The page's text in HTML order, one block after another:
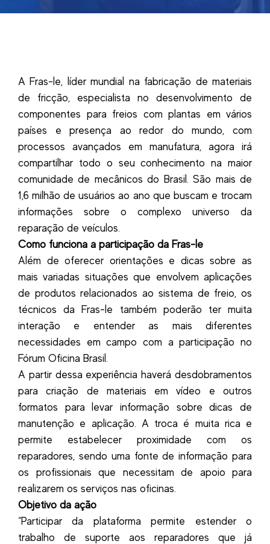
A Fras-le, líder mundial na fabricação de materiais
de fricção, especialista no desenvolvimento de
componentes para freios com plantas em vários
países e presença ao redor do mundo, com
processos avançados em manufatura, agora irá
compartilhar todo o seu conhecimento na maior
comunidade de mecânicos do Brasil. São mais de
1,6 milhão de usuários ao ano que buscam e trocam
informações sobre o complexo universo da
reparação de veículos.
Como funciona a participação da Fras-le
Além de oferecer orientações e dicas sobre as
mais variadas situações que envolvem aplicações
de produtos relacionados ao sistema de freio, os
técnicos da Fras-le também poderão ter muita
interação e entender as mais diferentes
necessidades em campo com a participação no
Fórum Oficina Brasil.
A partir dessa experiência haverá desdobramentos
para criação de materiais em vídeo e outros
formatos para levar informação sobre dicas de
manutenção e aplicação. A troca é muita rica e
permite estabelecer proximidade com os
reparadores, sendo uma fonte de informação para
os profissionais que necessitam de apoio para
realizarem os serviços nas oficinas.
Objetivo da ação
“Participar da plataforma permite estender o
trabalho de suporte aos reparadores que já